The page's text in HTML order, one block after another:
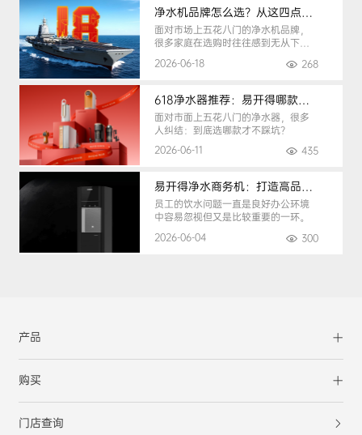
净水机品牌怎么选？从这四点入手，避开90%的选购陷阱
面对市场上五花八门的净水机品牌，
很多家庭在选购时往往感到无从下
2026-06-18 268
618净水器推荐：易开得哪款最适合你？
面对市面上五花八门的净水器，很多
人纠结：到底选哪款才不踩坑？
2026-06-11
435
易开得净水商务机：打造高品质办公健康饮水环境
员工的饮水问题一直是良好办公环境
中容易忽视但又是比较重要的一环。
2026-06-04
300
产品
购买
门店查询